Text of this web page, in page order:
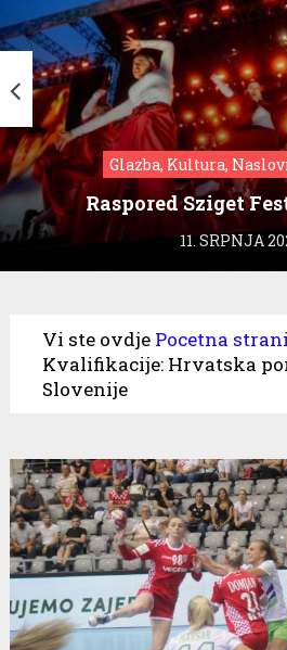
Glazba, Kultura,
Raspored Sziget
11. SRPNJA
Vi ste ovdje Pocetna
Kvalifikacije: Hrvatska
Slovenije